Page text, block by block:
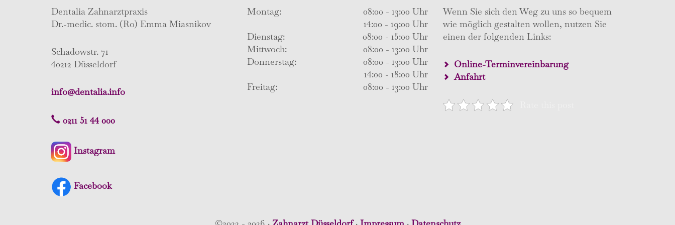
Dentalia Zahnarztpraxis
Dr.-medic. stom. (Ro) Emma Miasnikov
Schadowstr. 71
40212 Düsseldorf
info@dentalia.info
0211 51 44 000
Instagram
Facebook
Montag:
08:00 - 13:00 Uhr
14:00 - 19:00 Uhr
Dienstag:
08:00 - 15:00 Uhr
Mittwoch:
08:00 - 13:00 Uhr
Donnerstag:
08:00 - 13:00 Uhr
14:00 - 18:00 Uhr
Freitag:
08:00 - 13:00 Uhr
Wenn Sie sich den Weg zu uns so bequem
wie möglich gestalten wollen, nutzen Sie
einen der folgenden Links:
Online-Terminvereinbarung
Anfahrt